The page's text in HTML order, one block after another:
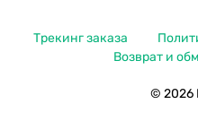
© 2026
Трекинг заказа
Возврат и